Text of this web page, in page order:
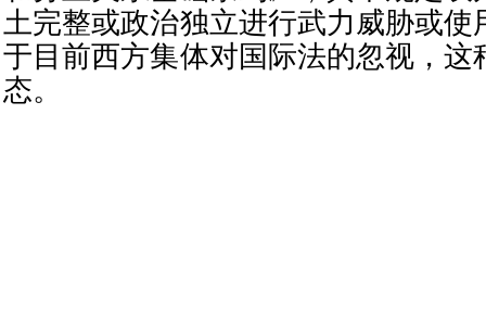
土完整或政治独立进行武力威胁或使
于目前西方集体对国际法的忽视，这
态。